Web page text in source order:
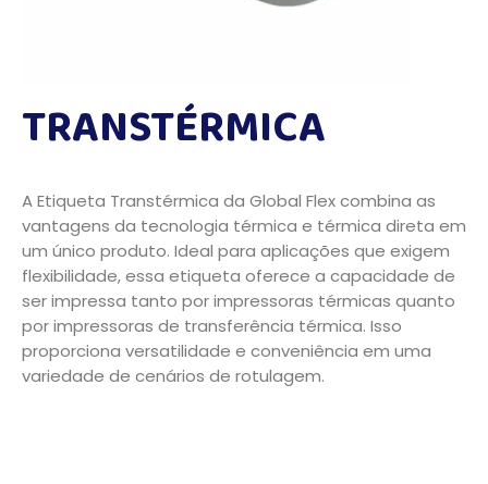
TRANSTÉRMICA
A Etiqueta Transtérmica da Global Flex combina as
vantagens da tecnologia térmica e térmica direta em
um único produto. Ideal para aplicações que exigem
flexibilidade, essa etiqueta oferece a capacidade de
ser impressa tanto por impressoras térmicas quanto
por impressoras de transferência térmica. Isso
proporciona versatilidade e conveniência em uma
variedade de cenários de rotulagem.